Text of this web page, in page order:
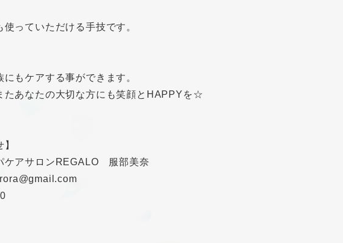
使っていただける手技です。
にもケアする事ができます。
たあなたの大切な方にも笑顔とHAPPYを☆
ケアサロンREGALO 服部美奈